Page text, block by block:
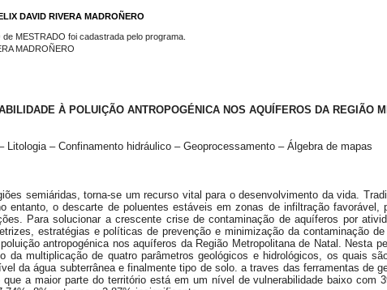
DAVID RIVERA MADROÑERO
MESTRADO foi cadastrada pelo programa.
MADROÑERO
À POLUIÇÃO ANTROPOGÉNICA NOS AQUÍFEROS DA REGIÃO
Litologia – Confinamento hidráulico – Geoprocessamento – Álgebra de mapas
semiáridas, torna-se um recurso vital para o desenvolvimento da vida.
entanto, o descarte de poluentes estáveis em zonas de infiltração favorável,
Para solucionar a crescente crise de contaminação de aquíferos por
estratégias e políticas de prevenção e minimização da contaminação
antropogénica nos aquíferos da Região Metropolitana de Natal. Nesta
da multiplicação de quatro parâmetros geológicos e hidrológicos, os quais
da água subterrânea e finalmente tipo de solo. a traves das ferramentas de
a maior parte do território está em um nível de vulnerabilidade baixo